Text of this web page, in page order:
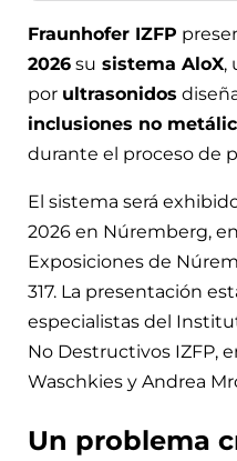
Fraunhofer IZFP
2026 su sistema AloX,
por ultrasonidos
inclusiones no
durante el proceso de
El sistema será
2026 en Núremberg,
Exposiciones de
317. La presentación
especialistas del
No Destructivos IZFP,
Waschkies y Andrea
Un problema